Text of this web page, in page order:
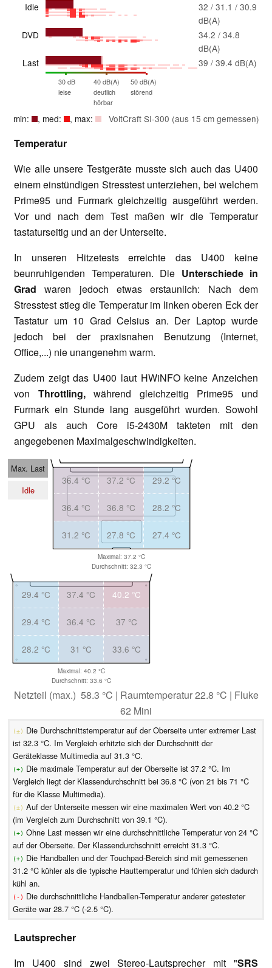
Idle
32 / 31.1 / 30.9
dB(A)
DVD
34.2 / 34.8
dB(A)
Last
39 / 39.4 dB(A)
30 dB
leise
40 dB(A)
deutlich
hörbar
50 dB(A)
störend
min: , med: , max: VoltCraft SI-300 (aus 15 cm gemessen)
Temperatur
Wie alle unsere Testgeräte musste sich auch das U400
einem einstündigen Stresstest unterziehen, bei welchem
Prime95 und Furmark gleichzeitig ausgeführt werden.
Vor und nach dem Test maßen wir die Temperatur
tastaturseitig und an der Unterseite.
In unseren Hitzetests erreichte das U400 keine
beunruhigenden Temperaturen. Die Unterschiede in
Grad waren jedoch etwas erstaunlich: Nach dem
Stresstest stieg die Temperatur im linken oberen Eck der
Tastatur um 10 Grad Celsius an. Der Laptop wurde
jedoch bei der praxisnahen Benutzung (Internet,
Office,...) nie unangenehm warm.
Zudem zeigt das U400 laut HWiNFO keine Anzeichen
von Throttling,während gleichzeitig Prime95 und
Furmark ein Stunde lang ausgeführt wurden. Sowohl
GPU als auch Core i5-2430M takteten mit den
angegebenen Maximalgeschwindigkeiten.
Max. Last
Idle
36.4 °C 37.2 °C 29.2 °C
36.4 °C 36.8 °C 28.2 °C
31.2 °C 27.8 °C 27.4 °C
Maximal: 37.2 °C
Durchschnitt: 32.3 °C
29.4 °C 37.4 °C 40.2 °C
29.4 °C 36.4 °C 37 °C
28.2 °C 31 °C 33.6 °C
Maximal: 40.2 °C
Durchschnitt: 33.6 °C
Netzteil (max.) 58.3 °C | Raumtemperatur 22.8 °C | Fluke
62 Mini
(±) Die Durchschnittstemperatur auf der Oberseite unter extremer Last
ist 32.3 °C. Im Vergleich erhitzte sich der Durchschnitt der
Geräteklasse Multimedia auf 31.3 °C.
(+) Die maximale Temperatur auf der Oberseite ist 37.2 °C. Im
Vergleich liegt der Klassendurchschnitt bei 36.8 °C (von 21 bis 71 °C
für die Klasse Multimedia).
(±) Auf der Unterseite messen wir eine maximalen Wert von 40.2 °C
(im Vergleich zum Durchschnitt von 39.1 °C).
(+) Ohne Last messen wir eine durchschnittliche Temperatur von 24 °C
auf der Oberseite. Der Klassendurchschnitt erreicht 31.3 °C.
(+) Die Handballen und der Touchpad-Bereich sind mit gemessenen
31.2 °C kühler als die typische Hauttemperatur und fühlen sich dadurch
kühl an.
(-) Die durchschnittliche Handballen-Temperatur anderer getesteter
Geräte war 28.7 °C (-2.5 °C).
Lautsprecher
Im U400 sind zwei Stereo-Lautsprecher mit "SRS